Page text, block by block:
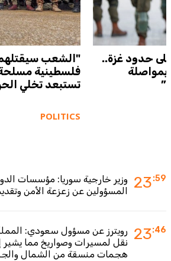
"الشعب
فلسطينية
تستبعد تخلي
POLITICS
على حدود غزة..
بمواصلة
23:59
وزير خارجية سوريا: مؤسسات
المسؤولين عن زعزعة الأمن
23:46
رويترز عن مسؤول سعودي:
نقل لمسيرات وصواريخ مما
هجمات منسقة من الشمال